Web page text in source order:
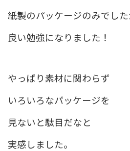
紙製のパッケージのみでし
良い勉強になりました！
やっぱり素材に関わらず
いろいろなパッケージを
見ないと駄目だなと
実感しました。